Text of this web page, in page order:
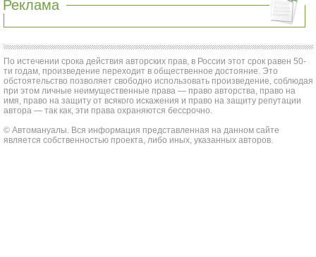
Реклама
По истечении срока действия авторских прав, в России этот срок равен 50-
ти годам, произведение переходит в общественное достояние. Это
обстоятельство позволяет свободно использовать произведение, соблюдая
при этом личные неимущественные права — право авторства, право на
имя, право на защиту от всякого искажения и право на защиту репутации
автора — так как, эти права охраняются бессрочно.
© Автомануалы. Вся информация представленная на данном сайте
является собственностью проекта, либо иных, указанных авторов.